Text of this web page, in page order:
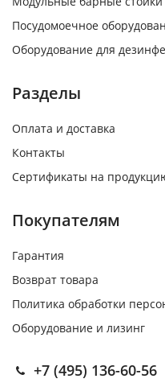
Посудомоечное
Оборудование для
Разделы
Оплата и доставка
Контакты
Сертификаты на
Покупателям
Гарантия
Возврат товара
Политика обработки
Оборудование и лизинг
+7 (495) 136-60-56